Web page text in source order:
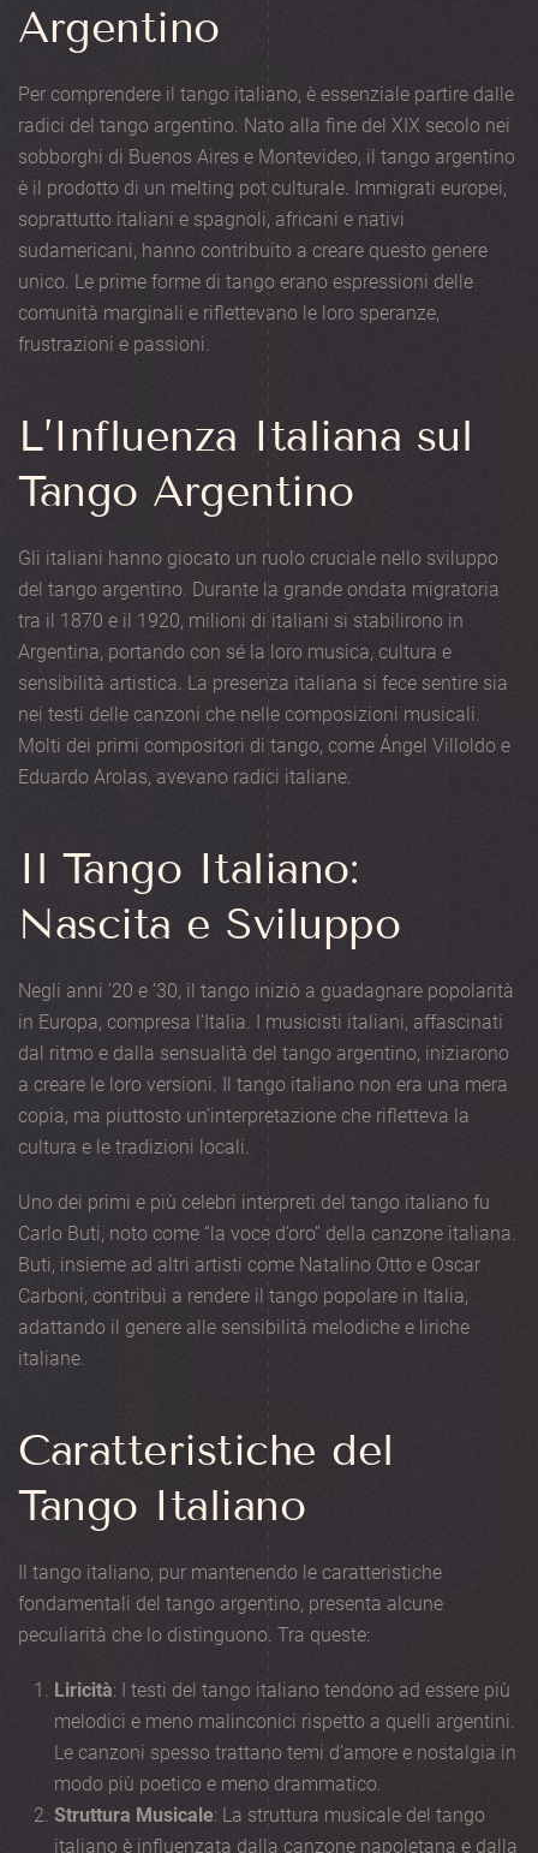
Argentino
Per comprendere il tango italiano, è essenziale partire dalle
radici del tango argentino. Nato alla fine del XIX secolo nei
sobborghi di Buenos Aires e Montevideo, il tango argentino
è il prodotto di un melting pot culturale. Immigrati europei,
soprattutto italiani e spagnoli, africani e nativi
sudamericani, hanno contribuito a creare questo genere
unico. Le prime forme di tango erano espressioni delle
comunità marginali e riflettevano le loro speranze,
frustrazioni e passioni.
L’Influenza Italiana sul
Tango Argentino
Gli italiani hanno giocato un ruolo cruciale nello sviluppo
del tango argentino. Durante la grande ondata migratoria
tra il 1870 e il 1920, milioni di italiani si stabilirono in
Argentina, portando con sé la loro musica, cultura e
sensibilità artistica. La presenza italiana si fece sentire sia
nei testi delle canzoni che nelle composizioni musicali.
Molti dei primi compositori di tango, come Ángel Villoldo e
Eduardo Arolas, avevano radici italiane.
Il Tango Italiano:
Nascita e Sviluppo
Negli anni ’20 e ’30, il tango iniziò a guadagnare popolarità
in Europa, compresa l’Italia. I musicisti italiani, affascinati
dal ritmo e dalla sensualità del tango argentino, iniziarono
a creare le loro versioni. Il tango italiano non era una mera
copia, ma piuttosto un’interpretazione che rifletteva la
cultura e le tradizioni locali.
Uno dei primi e più celebri interpreti del tango italiano fu
Carlo Buti, noto come “la voce d’oro” della canzone italiana.
Buti, insieme ad altri artisti come Natalino Otto e Oscar
Carboni, contribuì a rendere il tango popolare in Italia,
adattando il genere alle sensibilità melodiche e liriche
italiane.
Caratteristiche del
Tango Italiano
Il tango italiano, pur mantenendo le caratteristiche
fondamentali del tango argentino, presenta alcune
peculiarità che lo distinguono. Tra queste:
Liricità: I testi del tango italiano tendono ad essere più
melodici e meno malinconici rispetto a quelli argentini.
Le canzoni spesso trattano temi d’amore e nostalgia in
modo più poetico e meno drammatico.
Struttura Musicale: La struttura musicale del tango
italiano è influenzata dalla canzone napoletana e dalla